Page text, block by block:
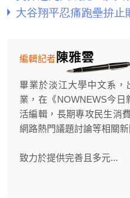
陳雅雲
編輯記者
畢業於淡江大學中文系
業，在《NOWNEWS今
活編輯，長期專攻民生消
網路熱門議題討論等相關新
致力於提供完善且多元...